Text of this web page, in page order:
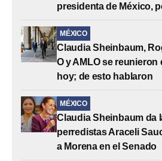
presidenta de México,
MÉXICO
Claudia Sheinbaum,
O y AMLO se reunieron
hoy; de esto hablaron
MÉXICO
Claudia Sheinbaum da
perredistas Araceli
a Morena en el Senado